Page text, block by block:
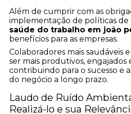
Além de cumprir com as
implementação de políticas de
saúde do trabalho em joão
benefícios para as empresas.
Colaboradores mais saudáveis
ser mais produtivos, engajados
contribuindo para o sucesso e
do negócio a longo prazo.
Laudo de Ruído
Realizá-lo e sua